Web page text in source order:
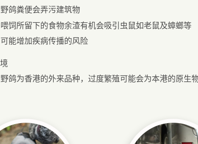
野鸽粪便会弄污建筑物
喂饲所留下的食物余渣有机会吸引虫鼠如老鼠及蟑螂等
可能增加疾病传播的风险
野鸽为香港的外来品种，过度繁殖可能会为本港的原生